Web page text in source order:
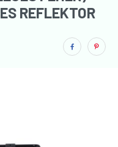
REFLEKTOR